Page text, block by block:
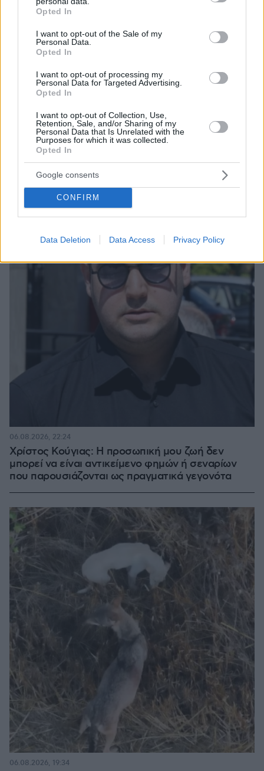
grant or deny consent to Google and its third-party tags to
use your data for below specified purposes in below Google
consent section.
Opted In
I want to opt-out of the Sale of my
Personal Data.
Opted In
I want to opt-out of processing my
Personal Data for Targeted Advertising.
Opted In
I want to opt-out of Collection, Use,
Retention, Sale, and/or Sharing of my
Personal Data that Is Unrelated with the
Purposes for which it was collected.
Opted In
Google consents
CONFIRM
Data Deletion Data Access Privacy Policy
Στη ΓΑΔΑ κρατείται η 46χρονη που κατηγορείται
για την επίθεση στη Marfin, δείτε βίντεο και
φωτογραφίες
06.08.2026, 23:17
Χρίστος Κούγιας: Η προσωπική μου ζωή δεν
μπορεί να είναι αντικείμενο φημών ή σεναρίων
που παρουσιάζονται ως πραγματικά γεγονότα
06.08.2026, 22:24
06.08.2026, 19:34